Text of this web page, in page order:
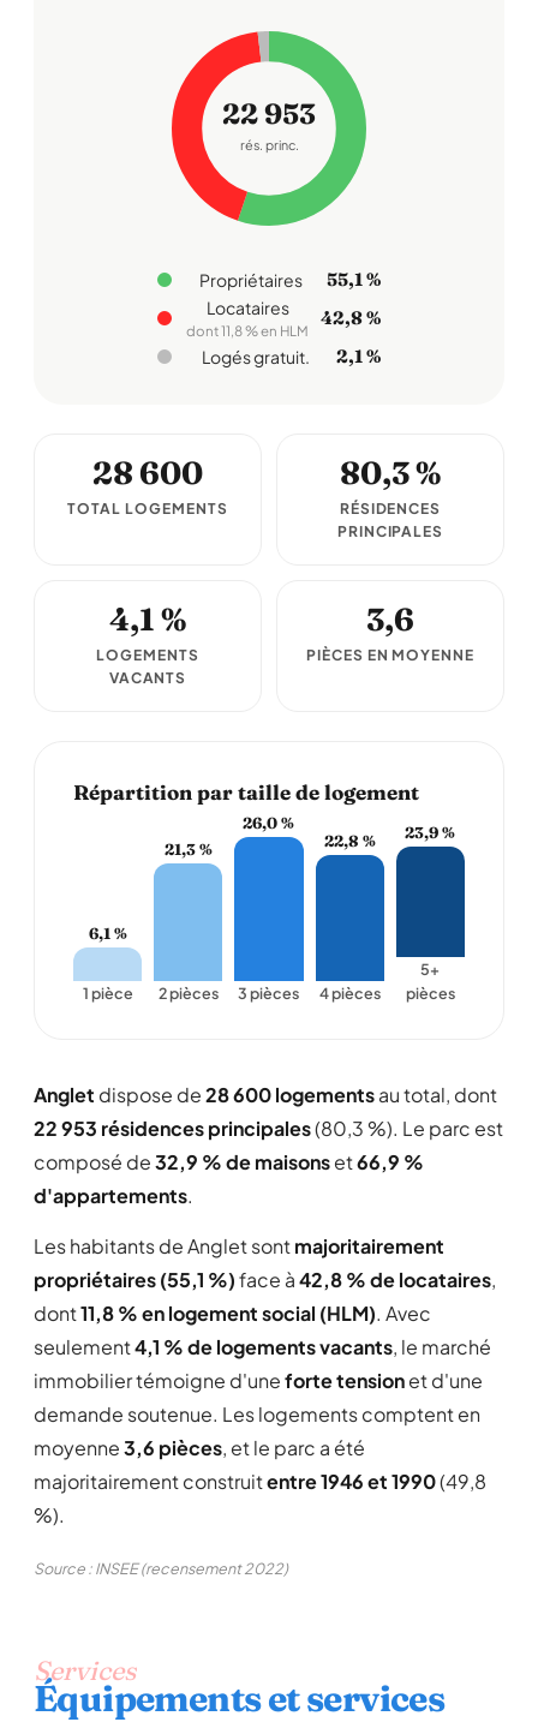
22 953
rés. princ.
Propriétaires 55,1 %
Locataires
dont 11,8 % en HLM
42,8 %
Logés gratuit. 2,1 %
28 600
TOTAL LOGEMENTS
80,3 %
RÉSIDENCES
PRINCIPALES
4,1 %
LOGEMENTS
VACANTS
3,6
PIÈCES EN MOYENNE
Répartition par taille de logement
6,1 %
1 pièce
21,3 %
2 pièces
26,0 %
3 pièces
22,8 %
4 pièces
23,9 %
5+
pièces
Anglet dispose de28 600 logementsau total, dont
22 953 résidences principales(80,3 %). Le parc est
composé de32,9 % de maisonset66,9 %
d'appartements.
Les habitants de Anglet sontmajoritairement
propriétaires (55,1 %)face à42,8 % de locataires,
dont11,8 % en logement social (HLM). Avec
seulement4,1 % de logements vacants, le marché
immobilier témoigne d'uneforte tensionet d'une
demande soutenue. Les logements comptent en
moyenne3,6 pièces, et le parc a été
majoritairement construitentre 1946 et 1990(49,8
%).
Source : INSEE (recensement 2022)
Services
Équipements et services